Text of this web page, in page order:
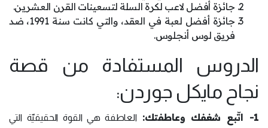
جائزة أفضل لاعب لكرة السلة لتسعينات القرن العشرين.
جائزة أفضل لعبة في العقد، والتي كانت سنة 1991، ضد
فريق لوس أنجلوس.
الدروس المستفادة من قصة
نجاح مايكل جوردن:
1- اتّبع شغفك وعاطفتك:
العاطفة هي القوة الحقيقيّة التي